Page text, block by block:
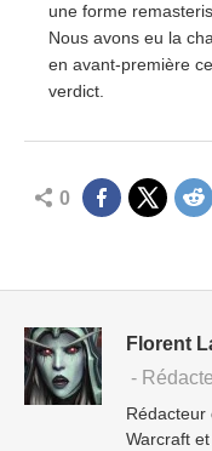
une forme
Nous avons eu la
en avant-première
verdict.
0
Florent
-
Rédacteur
Warcraft